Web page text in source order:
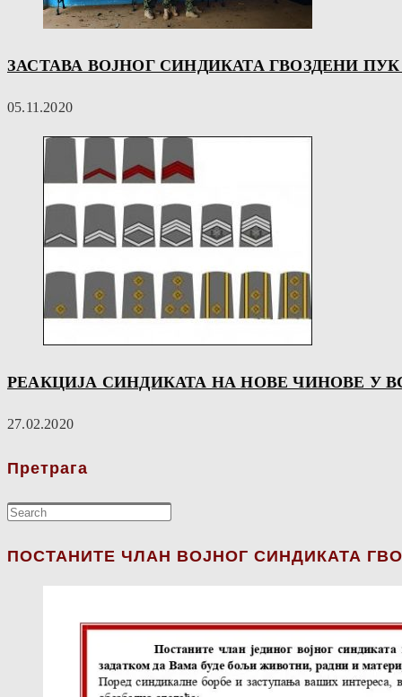
ЗАСТАВА ВОЈНОГ СИНДИКАТА ГВОЗДЕНИ
05.11.2020
РЕАКЦИЈА СИНДИКАТА НА НОВЕ ЧИНОВЕ У
27.02.2020
Претрага
ПОСТАНИТЕ ЧЛАН ВОЈНОГ СИНДИКАТА